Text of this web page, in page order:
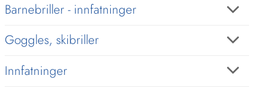
Barnebriller - innfatninger
Goggles, skibriller
Innfatninger